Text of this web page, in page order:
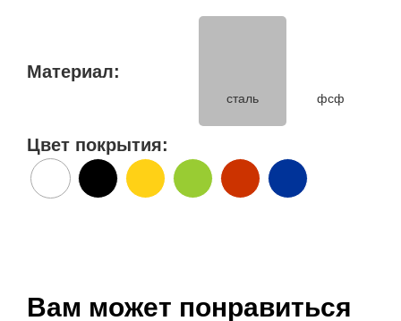
Материал:
сталь фсф
Цвет покрытия:
Вам может понравиться